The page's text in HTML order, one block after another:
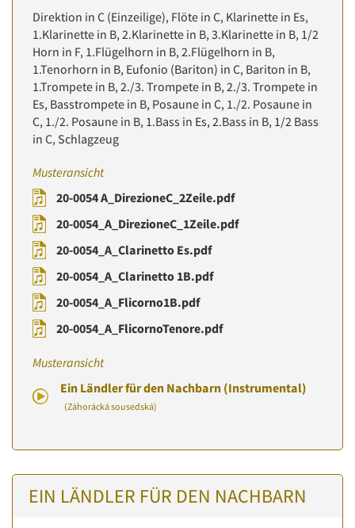
Direktion in C (Einzeilige), Flöte in C, Klarinette in Es,
1.Klarinette in B, 2.Klarinette in B, 3.Klarinette in B, 1/2
Horn in F, 1.Flügelhorn in B, 2.Flügelhorn in B,
1.Tenorhorn in B, Eufonio (Bariton) in C, Bariton in B,
1.Trompete in B, 2./3. Trompete in B, 2./3. Trompete in
Es, Basstrompete in B, Posaune in C, 1./2. Posaune in
C, 1./2. Posaune in B, 1.Bass in Es, 2.Bass in B, 1/2 Bass
in C, Schlagzeug
Musteransicht
20-0054 A_DirezioneC_2Zeile.pdf
20-0054_A_DirezioneC_1Zeile.pdf
20-0054_A_Clarinetto Es.pdf
20-0054_A_Clarinetto 1B.pdf
20-0054_A_Flicorno1B.pdf
20-0054_A_FlicornoTenore.pdf
Musteransicht
Ein Ländler für den Nachbarn (Instrumental)
(Záhorácká sousedská)
EIN LÄNDLER FÜR DEN NACHBARN